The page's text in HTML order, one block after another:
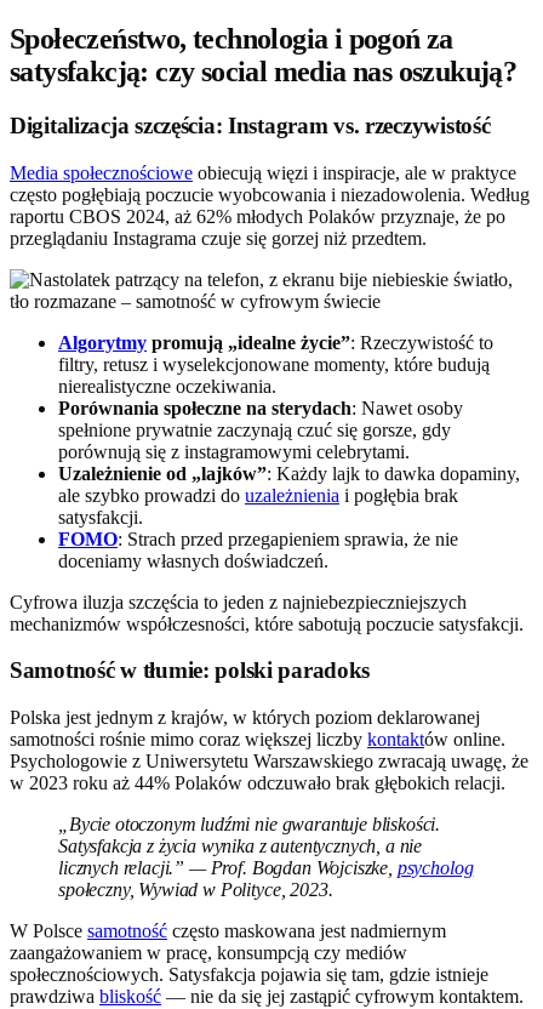
Społeczeństwo, technologia i pogoń za
satysfakcją: czy social media nas oszukują?
Digitalizacja szczęścia: Instagram vs. rzeczywistość
Media społecznościowe obiecują więzi i inspiracje, ale w praktyce
często pogłębiają poczucie wyobcowania i niezadowolenia. Według
raportu CBOS 2024, aż 62% młodych Polaków przyznaje, że po
przeglądaniu Instagrama czuje się gorzej niż przedtem.
Algorytmy promują „idealne życie”: Rzeczywistość to
filtry, retusz i wyselekcjonowane momenty, które budują
nierealistyczne oczekiwania.
Porównania społeczne na sterydach: Nawet osoby
spełnione prywatnie zaczynają czuć się gorsze, gdy
porównują się z instagramowymi celebrytami.
Uzależnienie od „lajków”: Każdy lajk to dawka dopaminy,
ale szybko prowadzi do uzależnienia i pogłębia brak
satysfakcji.
FOMO: Strach przed przegapieniem sprawia, że nie
doceniamy własnych doświadczeń.
Cyfrowa iluzja szczęścia to jeden z najniebezpieczniejszych
mechanizmów współczesności, które sabotują poczucie satysfakcji.
Samotność w tłumie: polski paradoks
Polska jest jednym z krajów, w których poziom deklarowanej
samotności rośnie mimo coraz większej liczby kontaktów online.
Psychologowie z Uniwersytetu Warszawskiego zwracają uwagę, że
w 2023 roku aż 44% Polaków odczuwało brak głębokich relacji.
„Bycie otoczonym ludźmi nie gwarantuje bliskości.
Satysfakcja z życia wynika z autentycznych, a nie
licznych relacji.” — Prof. Bogdan Wojciszke, psycholog
społeczny, Wywiad w Polityce, 2023.
W Polsce samotność często maskowana jest nadmiernym
zaangażowaniem w pracę, konsumpcją czy mediów
społecznościowych. Satysfakcja pojawia się tam, gdzie istnieje
prawdziwa bliskość — nie da się jej zastąpić cyfrowym kontaktem.